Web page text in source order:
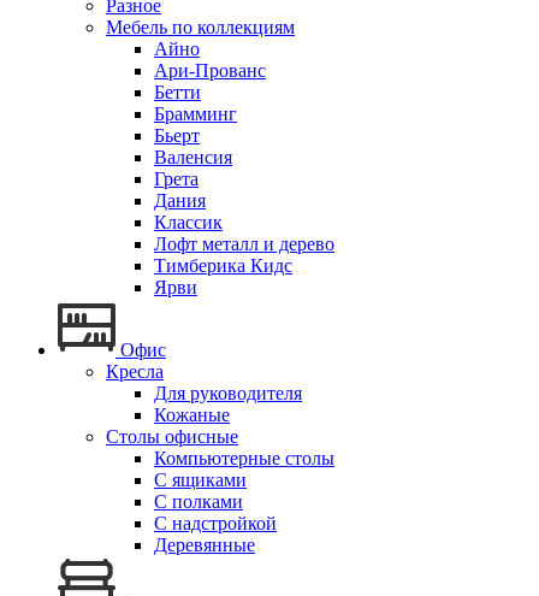
Разное
Мебель по коллекциям
Айно
Ари-Прованс
Бетти
Брамминг
Бьерт
Валенсия
Грета
Дания
Классик
Лофт металл и дерево
Тимберика Кидс
Ярви
Офис
Кресла
Для руководителя
Кожаные
Столы офисные
Компьютерные столы
С ящиками
С полками
С надстройкой
Деревянные